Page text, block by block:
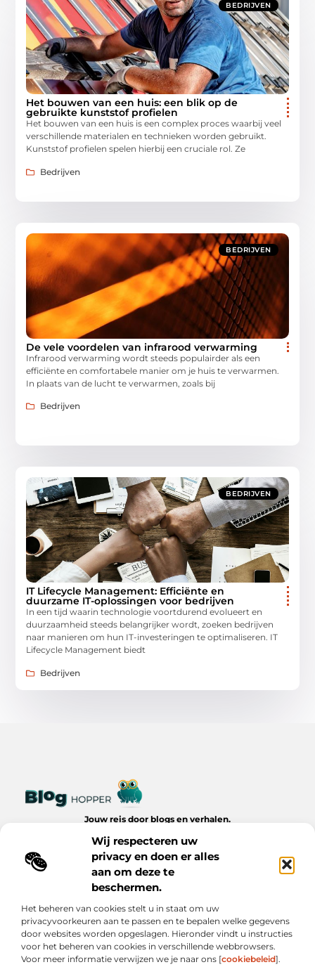
Wij respecteren uw
privacy en doen er alles
aan om deze te
beschermen.
Het beheren van cookies stelt u in staat om uw
privacyvoorkeuren aan te passen en te bepalen welke gegevens
door websites worden opgeslagen. Hieronder vindt u instructies
voor het beheren van cookies in verschillende webbrowsers.
Voor meer informatie verwijzen we je naar ons [cookiebeleid].
BEDRIJVEN
Het bouwen van een huis: een blik op de
gebruikte kunststof profielen
Het bouwen van een huis is een complex proces waarbij veel
verschillende materialen en technieken worden gebruikt.
Kunststof profielen spelen hierbij een cruciale rol. Ze
Bedrijven
BEDRIJVEN
De vele voordelen van infrarood verwarming
Infrarood verwarming wordt steeds populairder als een
efficiënte en comfortabele manier om je huis te verwarmen.
In plaats van de lucht te verwarmen, zoals bij
Bedrijven
BEDRIJVEN
IT Lifecycle Management: Efficiënte en
duurzame IT-oplossingen voor bedrijven
In een tijd waarin technologie voortdurend evolueert en
duurzaamheid steeds belangrijker wordt, zoeken bedrijven
naar manieren om hun IT-investeringen te optimaliseren. IT
Lifecycle Management biedt
Bedrijven
Jouw reis door blogs en verhalen.
dagelijks leven op Bloghopper.nl.
Bericht categorie
Onze informatie